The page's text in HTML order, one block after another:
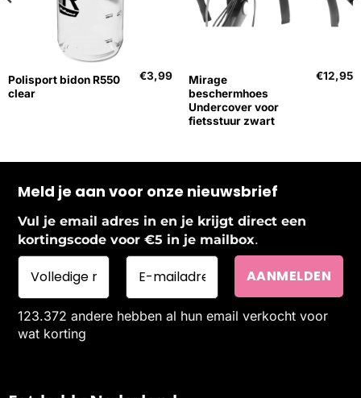
Polisport bidon R550
clear
€3,99
Mirage
beschermhoes
Undercover voor
fietsstuur zwart
€12,95
Meld je aan voor onze nieuwsbrief
Vul je email adres in en je krijgt direct een
kortingscode voor €5 in je mailbox.
123.372 andere hebben al hun email verkocht voor
wat korting